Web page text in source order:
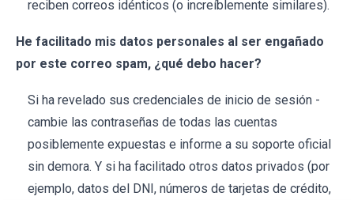
reciben correos idénticos (o increíblemente similares).
He facilitado mis datos personales al ser engañado
por este correo spam, ¿qué debo hacer?
Si ha revelado sus credenciales de inicio de sesión -
cambie las contraseñas de todas las cuentas
posiblemente expuestas e informe a su soporte oficial
sin demora. Y si ha facilitado otros datos privados (por
ejemplo, datos del DNI, números de tarjetas de crédito,